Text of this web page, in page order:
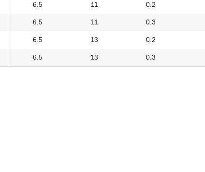
6.5 11 0.2
6.5 11 0.3
6.5 13 0.2
6.5 13 0.3